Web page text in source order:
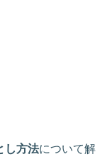
し方法について解